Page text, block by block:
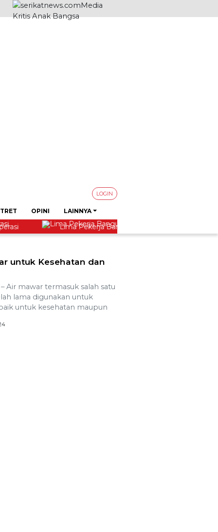
LOGIN
OPINI
LAINNYA
Lima Pekerja Bangunan Dibunuh OPM, Komisi
untuk Kesehatan dan
Air mawar termasuk salah satu
lama digunakan untuk
untuk kesehatan maupun